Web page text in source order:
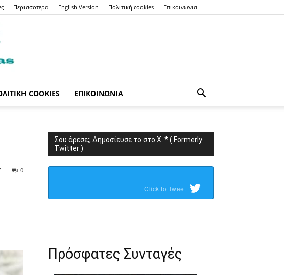
Περισσοτερα English Version Πολιτική cookies Επικοινωνια
COOKIES ΕΠΙΚΟΙΝΩΝΙΑ
0
Σου άρεσε;; Δημοσίευσε το στο X. * ( Formerly
Twitter )
Click to Tweet
Πρόσφατες Συνταγές